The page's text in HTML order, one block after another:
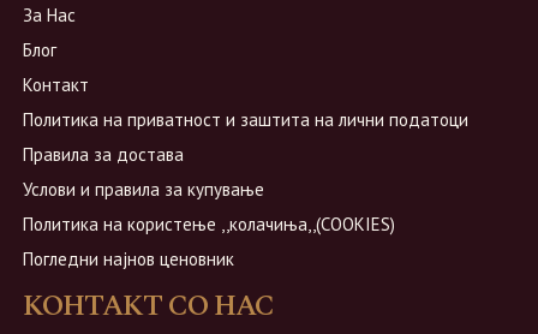
За Нас
Блог
Контакт
Политика на приватност и заштита на лични податоци
Правила за достава
Услови и правила за купување
Политика на користење ,,колачиња,,(COOKIES)
Погледни најнов ценовник
КОНТАКТ СО НАС